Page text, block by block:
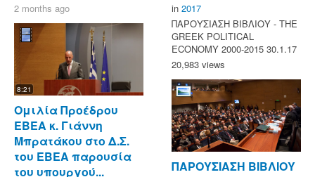
2 months ago
8:21
Ομιλία Προέδρου
ΕΒΕΑ κ. Γιάννη
Μπρατάκου στο Δ.Σ.
του ΕΒΕΑ παρουσία
του υπουργού...
in 2017
ΠΑΡΟΥΣΙΑΣΗ ΒΙΒΛΙΟΥ - ΤΗΕ
GREEK POLITICAL
ECONOMY 2000-2015 30.1.17
20,983 views
ΠΑΡΟΥΣΙΑΣΗ ΒΙΒΛΙΟΥ